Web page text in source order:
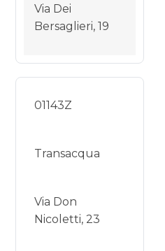
Via Dei
Bersaglieri, 19
01143Z
Transacqua
Via Don
Nicoletti, 23